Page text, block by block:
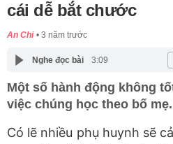
cái dễ bắt chước
An Chi 3 năm trước
Nghe đọc bài 3:09
Một số hành động không
việc chúng học theo bố mẹ.
Có lẽ nhiều phụ huynh sẽ